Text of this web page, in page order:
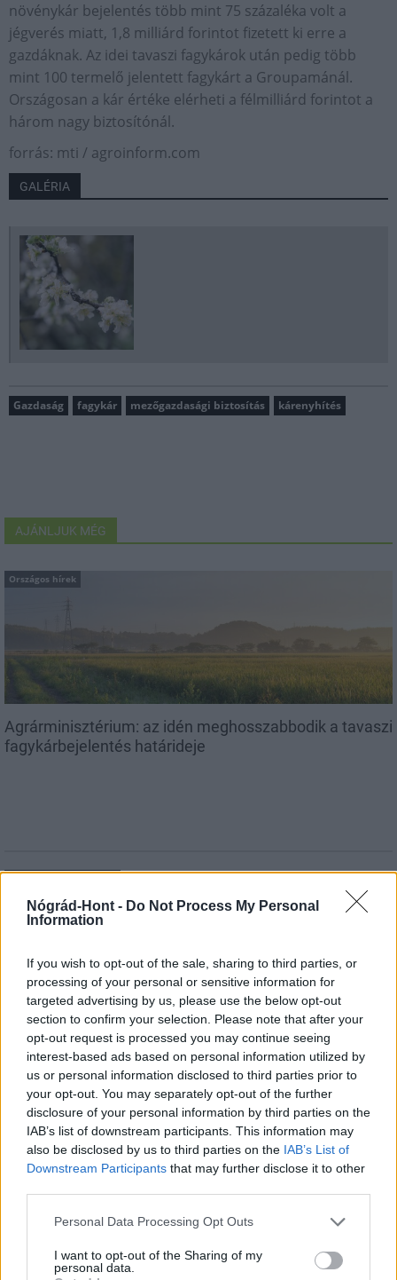
Nógrád-Hont - Do Not Process My Personal
Information
If you wish to opt-out of the sale, sharing to third parties, or
processing of your personal or sensitive information for
targeted advertising by us, please use the below opt-out
section to confirm your selection. Please note that after your
opt-out request is processed you may continue seeing
interest-based ads based on personal information utilized by
us or personal information disclosed to third parties prior to
your opt-out. You may separately opt-out of the further
disclosure of your personal information by third parties on the
IAB’s list of downstream participants. This information may
also be disclosed by us to third parties on the IAB’s List of
Downstream Participants that may further disclose it to other
Please note that this website/app uses one or more Google
not limited to your visit or usage behaviour. You may click to
grant or deny consent to Google and its third-party tags to
Personal Data Processing Opt Outs
I want to opt-out of the Sharing of my
personal data.
növénykár bejelentés több mint 75 százaléka volt a
jégverés miatt, 1,8 milliárd forintot fizetett ki erre a
gazdáknak. Az idei tavaszi fagykárok után pedig több
mint 100 termelő jelentett fagykárt a Groupamánál.
Országosan a kár értéke elérheti a félmilliárd forintot a
három nagy biztosítónál.
forrás: mti / agroinform.com
GALÉRIA
Gazdaság fagykár mezőgazdasági biztosítás kárenyhítés
AJÁNLJUK MÉG
Országos hírek
Agrárminisztérium: az idén meghosszabbodik a tavaszi
fagykárbejelentés határideje
útfelújítás Pestszentlőrinc XVIII. kerület Profunda Bau
Szinte teljes hosszában megújítják a Lakatos úti
amelynek komplex burkolatmegújításáért felel a Profunda Bau.